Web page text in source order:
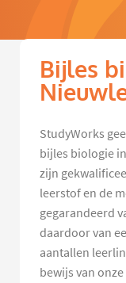
Bijles
StudyWorks
bijles biologie
zijn
leerstof en de
gegarandeerd
daardoor van
aantallen
bewijs van